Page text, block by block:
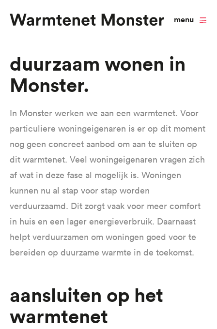
menu
en
naar
inhoud
gaan
Duurzaam wonen in
Monster
In Monster werken we aan een warmtenet. Voor
particuliere woningeigenaren is er op dit moment
nog geen concreet aanbod om aan te sluiten op
dit warmtenet. Veel woningeigenaren vragen zich
af wat in deze fase al mogelijk is. Woningen
kunnen nu al stap voor stap worden
verduurzaamd. Dit zorgt vaak voor meer comfort
in huis en een lager energieverbruik. Daarnaast
helpt verduurzamen om woningen goed voor te
bereiden op duurzame warmte in de toekomst.
Aansluiten op het
warmtenet